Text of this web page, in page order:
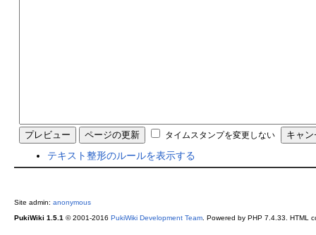
タイムスタンプを変更しない
テキスト整形のルールを表示する
Site admin: anonymous
PukiWiki 1.5.1 © 2001-2016 PukiWiki Development Team. Powered by PHP 7.4.33. HTML